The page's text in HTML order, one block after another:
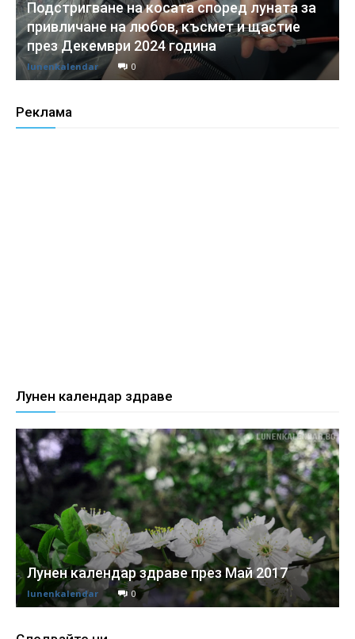
Подстригване на косата според луната за
привличане на любов, късмет и щастие
през Декември 2024 година
lunenkalendar 0
Реклама
Лунен календар здраве
Лунен календар здраве през Май 2017
lunenkalendar 0